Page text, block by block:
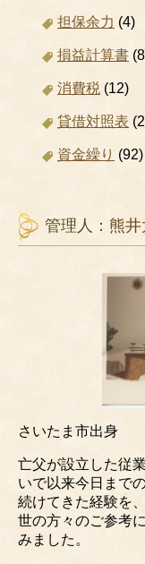
担保余力 (4)
損益計算書
消費税 (12)
貸借対照表
資金繰り (92)
管理人：熊井
さいたま市出身
亡父が設立した従
いで以来今日まで
続けてきた経験を
世の方々のご参考
みました。